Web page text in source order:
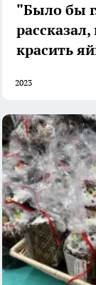
"Было бы
красить
2023